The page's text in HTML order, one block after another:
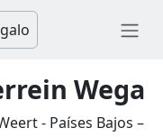
Wega
- Países Bajos –